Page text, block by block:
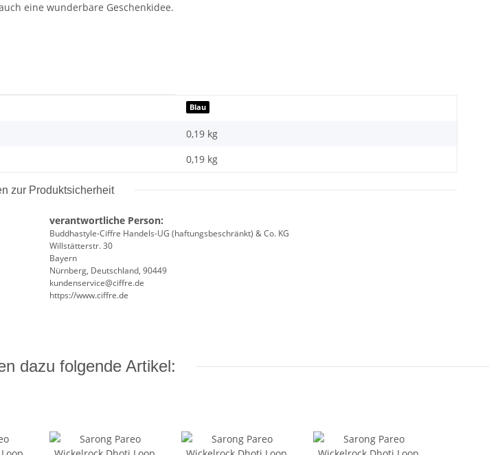
eine wunderbare Geschenkidee.
Blau
0,19 kg
0,19 kg
zur Produktsicherheit
verantwortliche Person:
Buddhastyle-Ciffre Handels-UG (haftungsbeschränkt) & Co. KG
Willstätterstr. 30
Bayern
Nürnberg, Deutschland, 90449
kundenservice@ciffre.de
https://www.ciffre.de
dazu folgende Artikel: